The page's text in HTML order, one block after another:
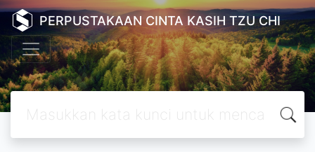
PERPUSTAKAAN CINTA KASIH TZU CHI